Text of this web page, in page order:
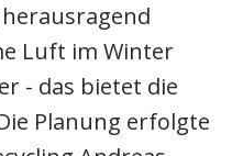
Sanitär-
Heatpipe
Luft im Winter
- das bietet die
Planung erfolgte